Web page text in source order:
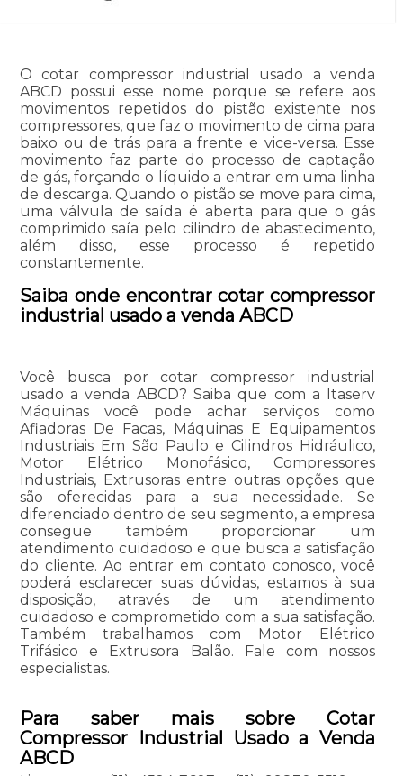
O cotar compressor industrial usado a venda
ABCD possui esse nome porque se refere aos
movimentos repetidos do pistão existente nos
compressores, que faz o movimento de cima para
baixo ou de trás para a frente e vice-versa. Esse
movimento faz parte do processo de captação
de gás, forçando o líquido a entrar em uma linha
de descarga. Quando o pistão se move para cima,
uma válvula de saída é aberta para que o gás
comprimido saía pelo cilindro de abastecimento,
além disso, esse processo é repetido
constantemente.
Saiba onde encontrar cotar compressor
industrial usado a venda ABCD
Você busca por cotar compressor industrial
usado a venda ABCD? Saiba que com a Itaserv
Máquinas você pode achar serviços como
Afiadoras De Facas, Máquinas E Equipamentos
Industriais Em São Paulo e Cilindros Hidráulico,
Motor Elétrico Monofásico, Compressores
Industriais, Extrusoras entre outras opções que
são oferecidas para a sua necessidade. Se
diferenciado dentro de seu segmento, a empresa
consegue também proporcionar um
atendimento cuidadoso e que busca a satisfação
do cliente. Ao entrar em contato conosco, você
poderá esclarecer suas dúvidas, estamos à sua
disposição, através de um atendimento
cuidadoso e comprometido com a sua satisfação.
Também trabalhamos com Motor Elétrico
Trifásico e Extrusora Balão. Fale com nossos
especialistas.
Para saber mais sobre Cotar
Compressor Industrial Usado a Venda
ABCD